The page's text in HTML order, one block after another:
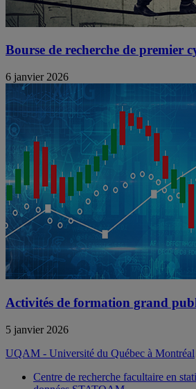
Bourse de recherche de premier
6 janvier 2026
Activités de formation grand
5 janvier 2026
UQAM - Université du Québec à Montréal
Centre de recherche facultaire en